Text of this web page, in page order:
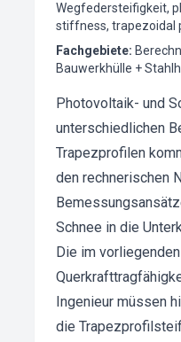
Wegfedersteifigkeit,
stiffness, trapezoidal
Fachgebiete:
Bauwerkhülle +
Photovoltaik- und
unterschiedlichen
Trapezprofilen
den rechnerischen
Schnee in die
Die im
Ingenieur müssen
die